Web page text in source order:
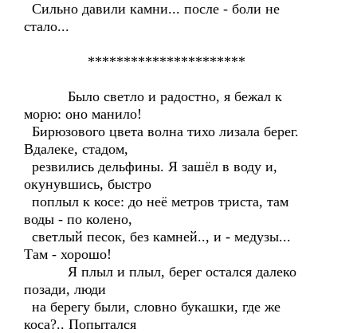
Сильно давили камни... после - боли не
стало...
**********************
Было светло и радостно, я бежал к
морю: оно манило!
Бирюзового цвета волна тихо лизала берег.
Вдалеке, стадом,
резвились дельфины. Я зашёл в воду и,
окунувшись, быстро
поплыл к косе: до неё метров триста, там
воды - по колено,
светлый песок, без камней.., и - медузы...
Там - хорошо!
Я плыл и плыл, берег остался далеко
позади, люди
на берегу были, словно букашки, где же
коса?.. Попытался